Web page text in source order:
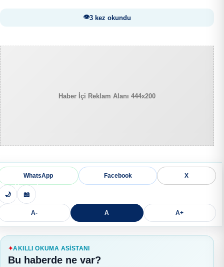
3 kez okundu
Haber İçi Reklam Alanı 444x200
WhatsApp Facebook X
🌙 📖
A- A A+
AKILLI OKUMA ASISTANI
Bu haberde ne var?